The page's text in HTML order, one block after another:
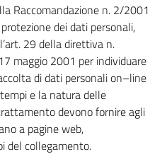
Raccomandazione n. 2/2001
dei dati personali,
29 della direttiva n.
maggio 2001 per individuare
di dati personali on–line
e la natura delle
devono fornire agli
a pagine web,
del collegamento.